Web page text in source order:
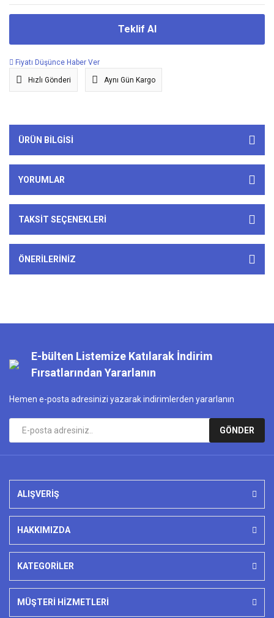
Teklif Al
Fiyatı Düşünce Haber Ver
Hızlı Gönderi Aynı Gün Kargo
ÜRÜN BILGISI
YORUMLAR
TAKSIT SEÇENEKLERI
ÖNERILERINIZ
E-bülten Listemize Katılarak İndirim
Fırsatlarından Yararlanın
Hemen e-posta adresinizi yazarak indirimlerden yararlanın
GÖNDER
ALIŞVERİŞ
HAKKIMIZDA
KATEGORİLER
MÜŞTERİ HİZMETLERİ